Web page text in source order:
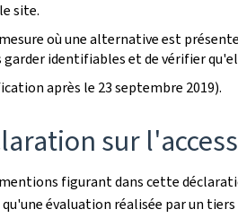
site.
où une alternative est
identifiables et de vérifier
après le 23 septembre 2019).
sur
figurant dans cette
évaluation réalisée par un tiers